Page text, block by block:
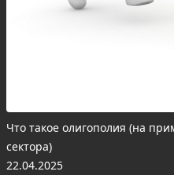
Что такое олигополия (на
сектора)
22.04.2025